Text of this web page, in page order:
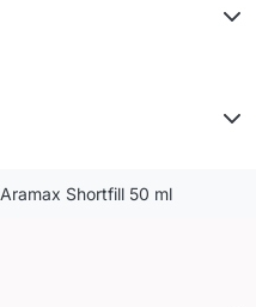
Aramax Shortfill 50 ml